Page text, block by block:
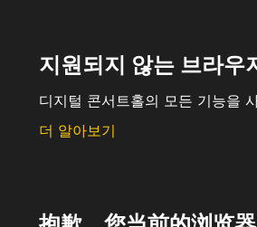
지원되지 않는 브라우
디지털 콘서트홀의 모든 기능을
더 알아보기